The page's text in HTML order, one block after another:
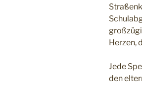
Herzen,
Jede
den